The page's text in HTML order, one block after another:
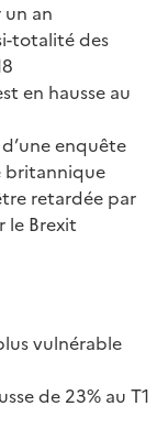
un an
totalité des
en hausse au
enquête
britannique
retardée par
le Brexit
vulnérable
de 23% au T1